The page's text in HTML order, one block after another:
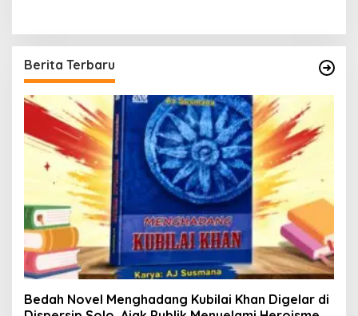
Berita Terbaru
Bedah Novel Menghadang Kubilai Khan Digelar di